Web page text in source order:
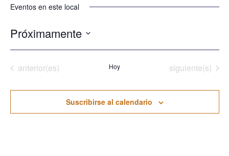
Eventos en este local
Próximamente
Eventos
anterior(es) Hoy Eventos
siguiente(s)
Suscribirse al calendario